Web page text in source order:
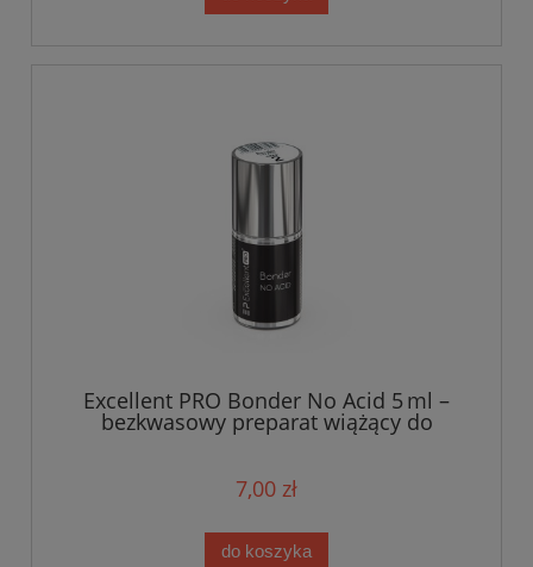
Excellent PRO Bonder No Acid 5 ml –
bezkwasowy preparat wiążący do
paznokci
7,00 zł
do koszyka